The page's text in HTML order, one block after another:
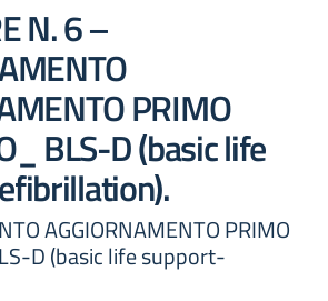
N. 6 –
PRIMO
BLS-D (basic life
AGGIORNAMENTO PRIMO
D (basic life support-